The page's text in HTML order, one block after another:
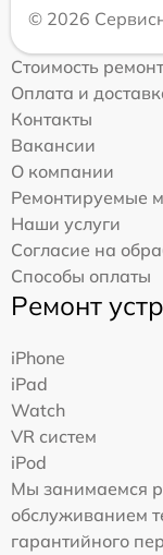
© 2026
Стоимость
Оплата и
Контакты
Вакансии
О компании
Ремонтируемые
Наши услуги
Согласие на
Способы оплаты
Ремонт
iPhone
iPad
Watch
VR систем
iPod
Мы занимаемся
обслуживанием
гарантийного